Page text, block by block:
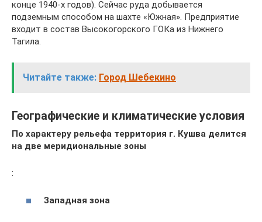
конце 1940-х годов). Сейчас руда добывается
подземным способом на шахте «Южная». Предприятие
входит в состав Высокогорского ГОКа из Нижнего
Тагила.
Читайте также: Город Шебекино
Географические и климатические условия
По характеру рельефа территория г. Кушва делится
на две меридиональные зоны
:
Западная зона